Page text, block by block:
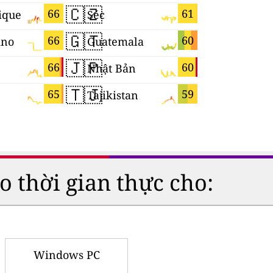
66
66
66
65
🇨🇿 61
Séc
🇬🇹 60
Guatemala
🇯🇵 60
Nhật Bản
🇹🇯 59
Tajikistan
thời gian thực cho:
Windows PC